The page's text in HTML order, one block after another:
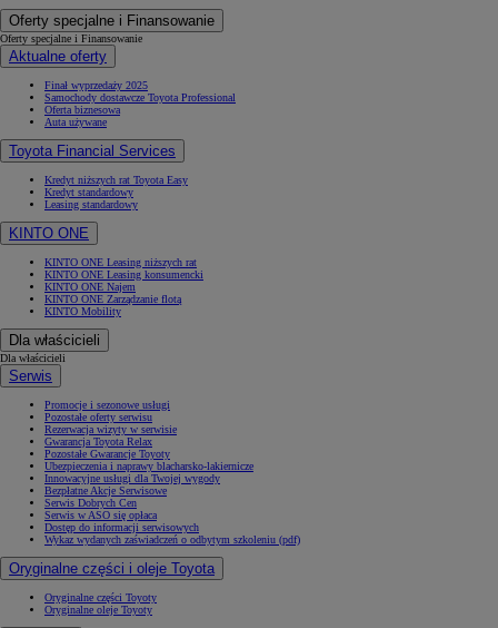
Oferty specjalne i Finansowanie
Oferty specjalne i Finansowanie
Aktualne oferty
Finał wyprzedaży 2025
Samochody dostawcze Toyota Professional
Oferta biznesowa
Auta używane
Toyota Financial Services
Kredyt niższych rat Toyota Easy
Kredyt standardowy
Leasing standardowy
KINTO ONE
KINTO ONE Leasing niższych rat
KINTO ONE Leasing konsumencki
KINTO ONE Najem
KINTO ONE Zarządzanie flotą
KINTO Mobility
Dla właścicieli
Dla właścicieli
Serwis
Promocje i sezonowe usługi
Pozostałe oferty serwisu
Rezerwacja wizyty w serwisie
Gwarancja Toyota Relax
Pozostałe Gwarancje Toyoty
Ubezpieczenia i naprawy blacharsko-lakiernicze
Innowacyjne usługi dla Twojej wygody
Bezpłatne Akcje Serwisowe
Serwis Dobrych Cen
Serwis w ASO się opłaca
Dostęp do informacji serwisowych
Wykaz wydanych zaświadczeń o odbytym szkoleniu (pdf)
Oryginalne części i oleje Toyota
Oryginalne części Toyoty
Oryginalne oleje Toyoty